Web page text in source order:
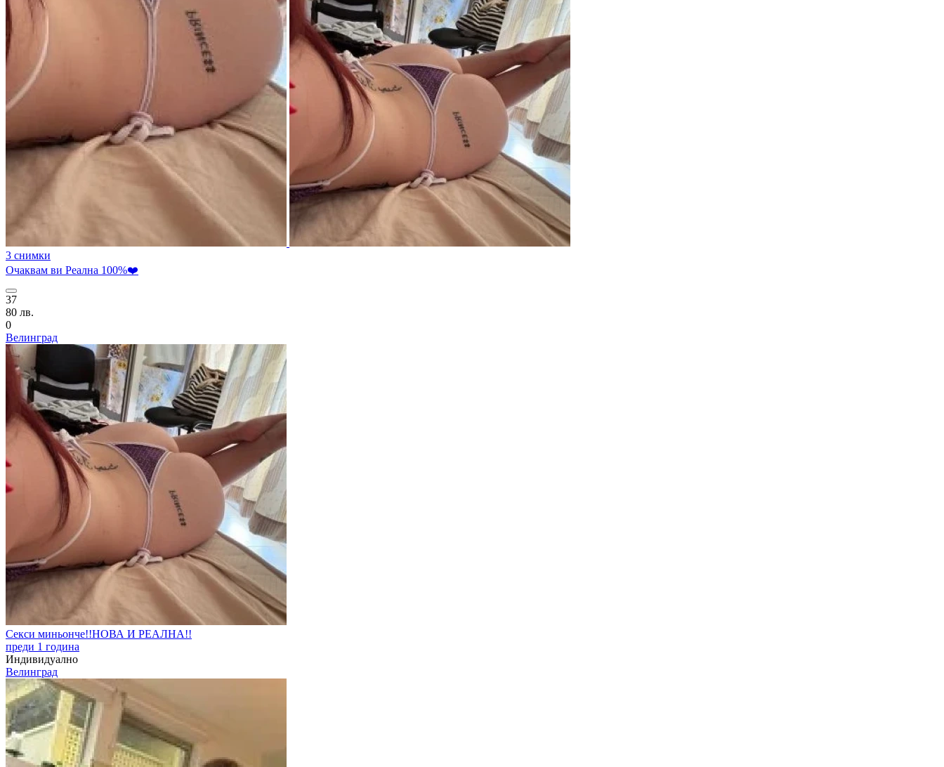
3 снимки
Очаквам ви Реална 100%❤️
37
80 лв.
0
Велинград
Секси миньонче!!НОВА И РЕАЛНА!!
преди 1 година
Индивидуално
Велинград